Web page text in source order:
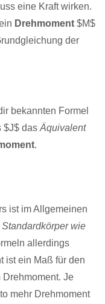
eine Kraft wirken.
Drehmoment $M$
der
bekannten Formel
$J$ das Äquivalent
.
ist im Allgemeinen
Standardkörper wie
allerdings
ist ein Maß für den
Je
mehr Drehmoment